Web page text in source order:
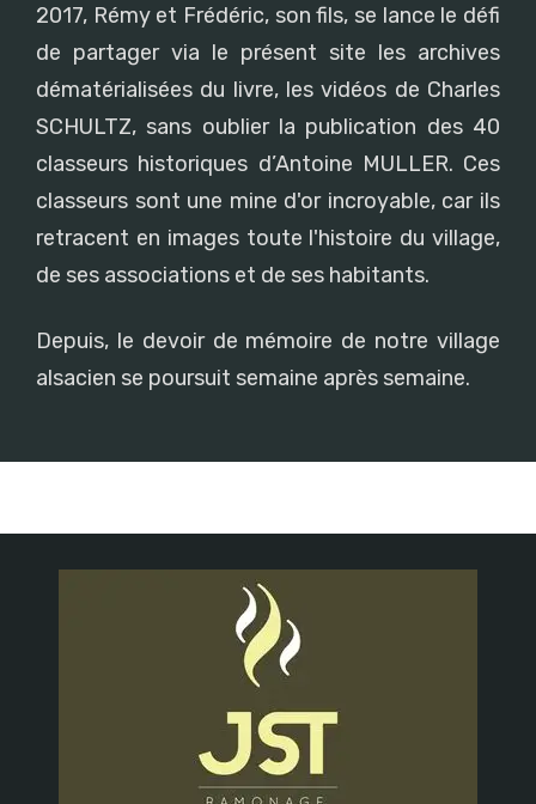
2017, Rémy et Frédéric, son fils, se lance le défi
de partager via le présent site les archives
dématérialisées du livre, les vidéos de Charles
SCHULTZ, sans oublier la publication des 40
classeurs historiques d’Antoine MULLER. Ces
classeurs sont une mine d'or incroyable, car ils
retracent en images toute l'histoire du village,
de ses associations et de ses habitants.
Depuis, le devoir de mémoire de notre village
alsacien se poursuit semaine après semaine.